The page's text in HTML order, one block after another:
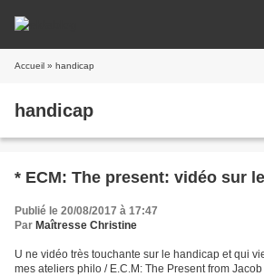
Accueil » handicap
handicap
* ECM: The present: vidéo sur
Publié le 20/08/2017 à 17:47
Par Maîtresse Christine
U ne vidéo très touchante sur le handicap et qui
mes ateliers philo / E.C.M: The Present from